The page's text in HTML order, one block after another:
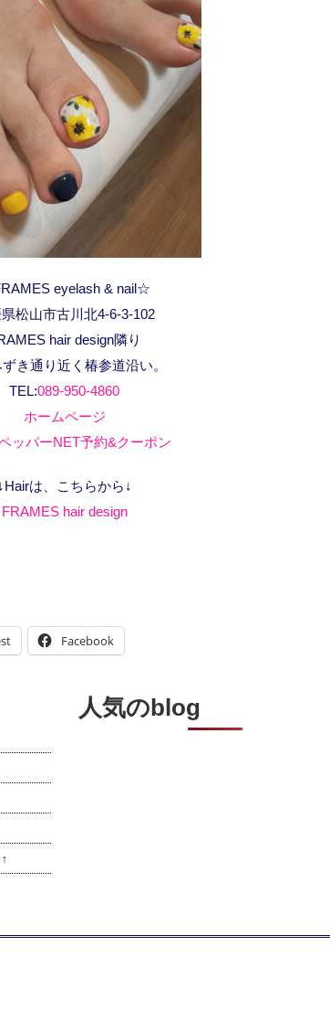
eyelash & nail☆
松山市古川北4-6-3-102
hair design隣り
き通り近く椿参道沿い。
TEL:089-950-4860
ホームページ
ッパーNET予約&クーポン
↓Hairは、こちらから↓
FRAMES hair design
Facebook
人気のblog